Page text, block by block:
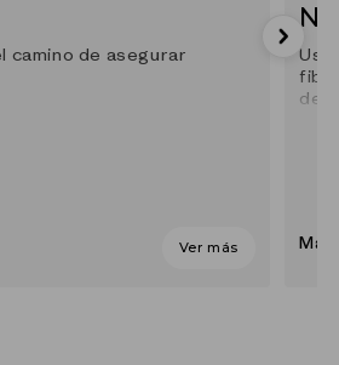
camino de asegurar
Ver más